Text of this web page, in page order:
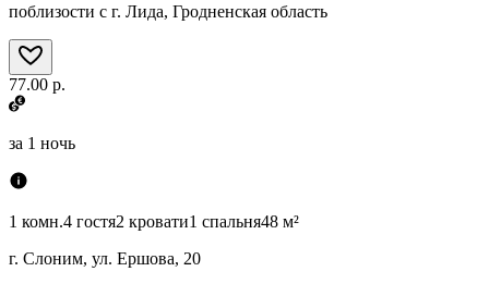
поблизости с г. Лида, Гродненская область
77.00 р.
за 1 ночь
1 комн.4 гостя2 кровати1 спальня48 м²
г. Слоним, ул. Ершова, 20